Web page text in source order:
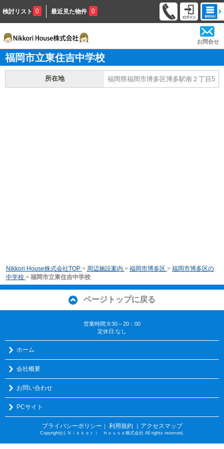
検討リスト 0 最近見た物件 0
お問合せ
福岡市立東住吉中学校
所在地 福岡県福岡市博多区博多駅南２丁目5
Nikkori House株式会社TOP > 周辺施設案内 > 福岡市博多区 > 福岡市博多区の
中学校 > 福岡市立東住吉中学校
ページトップに戻る
営業時間:9:30～20：00
定休日:なし
ホーム
会社概要
お問い合わせ
PCサイト
プライバシーポリシー ｜ 利用規約 ｜アクセスマップ
Copyright(c) Ｎｉｋｋｏｒｉ Ｈｏｕｓｅ株式会社 All rights reserved.